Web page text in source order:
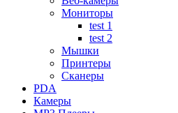
Мониторы
test 1
test 2
Мышки
Принтеры
Сканеры
PDA
Камеры